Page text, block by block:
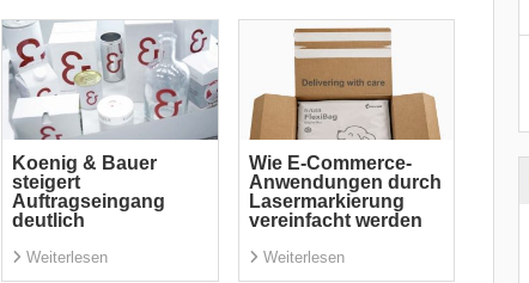
Koenig & Bauer
steigert
Auftragseingang
deutlich
Weiterlesen
Wie E-Commerce-
Anwendungen durch
Lasermarkierung
vereinfacht werden
Weiterlesen